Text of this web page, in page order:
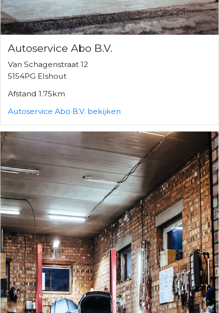
Autoservice Abo B.V.
Van Schagenstraat 12
5154PG Elshout
Afstand 1.75km
Autoservice Abo B.V. bekijken